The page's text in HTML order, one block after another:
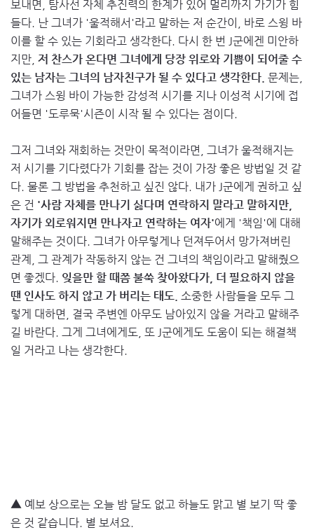
보내면, 탐사선 자체 추진력의 한계가 있어 멀리까지 가기가 힘
들다. 난 그녀가 '울적해서'라고 말하는 저 순간이, 바로 스윙 바
이를 할 수 있는 기회라고 생각한다. 다시 한 번 J군에겐 미안하
지만, 저 찬스가 온다면 그녀에게 당장 위로와 기쁨이 되어줄 수
있는 남자는 그녀의 남자친구가 될 수 있다고 생각한다. 문제는,
그녀가 스윙 바이 가능한 감성적 시기를 지나 이성적 시기에 접
어들면 '도루묵'시즌이 시작 될 수 있다는 점이다.
그저 그녀와 재회하는 것만이 목적이라면, 그녀가 울적해지는
저 시기를 기다렸다가 기회를 잡는 것이 가장 좋은 방법일 것 같
다. 물론 그 방법을 추천하고 싶진 않다. 내가 J군에게 권하고 싶
은 건 '사람 자체를 만나기 싫다며 연락하지 말라고 말하지만,
자기가 외로워지면 만나자고 연락하는 여자'에게 '책임'에 대해
말해주는 것이다. 그녀가 아무렇게나 던져두어서 망가져버린
관계, 그 관계가 작동하지 않는 건 그녀의 책임이라고 말해줬으
면 좋겠다. 잊을만 할 때쯤 불쑥 찾아왔다가, 더 필요하지 않을
땐 인사도 하지 않고 가 버리는 태도. 소중한 사람들을 모두 그
렇게 대하면, 결국 주변엔 아무도 남아있지 않을 거라고 말해주
길 바란다. 그게 그녀에게도, 또 J군에게도 도움이 되는 해결책
일 거라고 나는 생각한다.
▲ 예보 상으로는 오늘 밤 달도 없고 하늘도 맑고 별 보기 딱 좋
은 것 같습니다. 별 보셔요.